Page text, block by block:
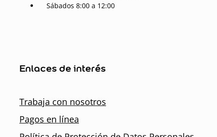
Sábados 8:00 a 12:00
Enlaces de interés
Trabaja con nosotros
Pagos en línea